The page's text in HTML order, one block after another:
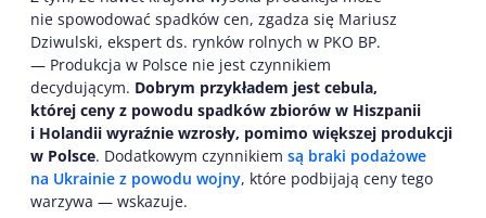
nie spowodować spadków cen, zgadza się Mariusz
Dziwulski, ekspert ds. rynków rolnych w PKO BP.
— Produkcja w Polsce nie jest czynnikiem
decydującym. Dobrym przykładem jest cebula,
której ceny z powodu spadków zbiorów w Hiszpanii
i Holandii wyraźnie wzrosły, pomimo większej produkcji
w Polsce. Dodatkowym czynnikiem są braki podażowe
na Ukrainie z powodu wojny, które podbijają ceny tego
warzywa — wskazuje.